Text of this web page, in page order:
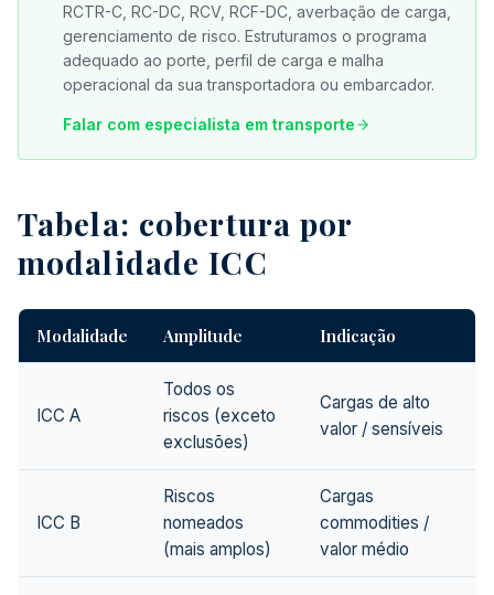
RCTR-C, RC-DC, RCV, RCF-DC, averbação de carga,
gerenciamento de risco. Estruturamos o programa
adequado ao porte, perfil de carga e malha
operacional da sua transportadora ou embarcador.
Falar com especialista em transporte
Tabela: cobertura por
modalidade ICC
Modalidade Amplitude Indicação
ICC A
Todos os
riscos (exceto
exclusões)
Cargas de alto
valor / sensíveis
ICC B
Riscos
nomeados
(mais amplos)
Cargas
commodities /
valor médio